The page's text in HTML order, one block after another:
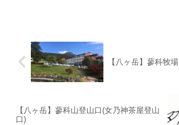
【八ヶ岳】蓼科牧場
【八ヶ岳】蓼科山登山口(女乃神茶屋登山
口)